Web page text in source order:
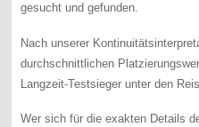
gesucht und gefunden.
Nach unserer
durchschnittlichen
Langzeit-Testsieger unter den
Wer sich für die exakten Details